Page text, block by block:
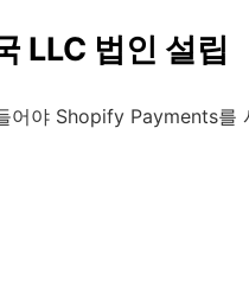
LLC 법인 설립
어야 Shopify Payments를